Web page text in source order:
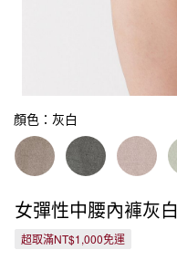
顏色：灰白
女彈性中腰內褲灰白
超取滿NT$1,000免運